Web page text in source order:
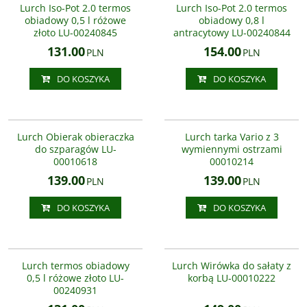
Lurch Iso-Pot 2.0 termos
obiadowy 0,5 l różowe
złoto LU-00240845
131.00PLN
DO KOSZYKA
Lurch Iso-Pot 2.0 termos
obiadowy 0,8 l
antracytowy LU-00240844
154.00PLN
DO KOSZYKA
Automatyczny obierak do
szparagów marki Lurch.
Mocowane do stołu urządzenie
wyposażono w zestaw noży
obierających wszystkie
niepożądane części szparagów.
Wystarczy włożyć ...
Lurch Obierak obieraczka
do szparagów LU-
00010618
139.00PLN
DO KOSZYKA
Wielofunkcyjna tarka-szatkownica
do warzyw firmy Lurch.
Wyposażona w trzy różne ostrza:
poziome płaskie, faliste i Julienne
do cieniutkich falistych plasterków.
Wyposażona w ostrza ...
Lurch tarka Vario z 3
wymiennymi ostrzami
00010214
139.00PLN
DO KOSZYKA
Lurch termos obiadowy
0,5 l różowe złoto LU-
00240931
Wirówka do suszenia sałaty
wyposażona jest w misę wykonaną
z wysokogatunkowego i
przezroczystego plastiku,która
Lurch Wirówka do sałaty z
korbą LU-00010222